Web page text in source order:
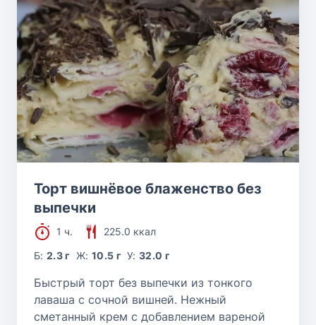
Торт вишнёвое блаженство без
выпечки
1 ч.
225.0 ккал
Б:2.3 г Ж: 10.5 г У:32.0 г
Быстрый торт без выпечки из тонкого
лаваша с сочной вишней. Нежный
сметанный крем с добавлением вареной